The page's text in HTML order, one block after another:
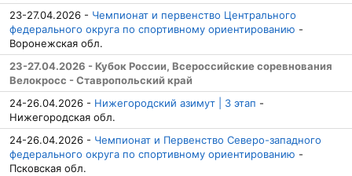
23-27.04.2026 - Чемпионат и первенство Центрального
федерального округа по спортивному ориентированию -
Воронежская обл.
23-27.04.2026 - Кубок России, Всероссийские соревнования
Велокросс - Ставропольский край
24-26.04.2026 - Нижегородский азимут | 3 этап -
Нижегородская обл.
24-26.04.2026 - Чемпионат и Первенство Северо-западного
федерального округа по спортивному ориентированию -
Псковская обл.